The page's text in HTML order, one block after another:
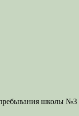
школы №3